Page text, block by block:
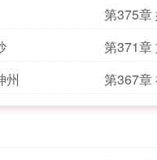
第375章
第371章
州 第367章